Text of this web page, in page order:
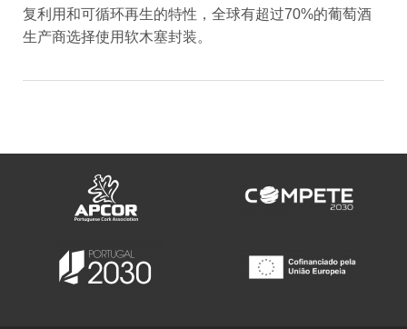
复利用和可循环再生的特性，全球有超过70%的葡萄酒
生产商选择使用软木塞封装。